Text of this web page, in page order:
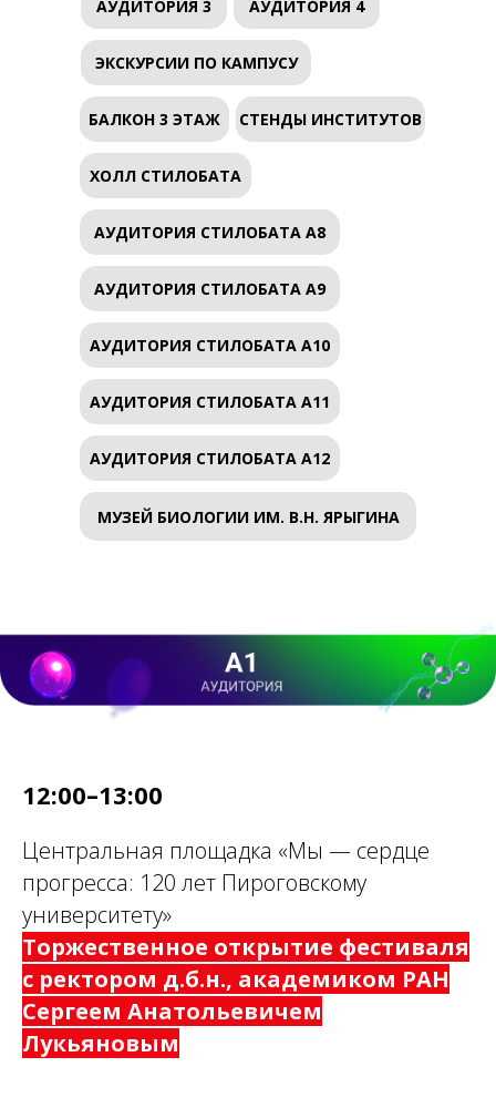
АУДИТОРИЯ 3 АУДИТОРИЯ 4
ХОЛЛ СТИЛОБАТА
БАЛКОН 3 ЭТАЖ
ЭКСКУРСИИ ПО КАМПУСУ
АУДИТОРИЯ СТИЛОБАТА А8
АУДИТОРИЯ СТИЛОБАТА А9
АУДИТОРИЯ СТИЛОБАТА А10
АУДИТОРИЯ СТИЛОБАТА А11
АУДИТОРИЯ СТИЛОБАТА А12
МУЗЕЙ БИОЛОГИИ ИМ. В.Н. ЯРЫГИНА
СТЕНДЫ ИНСТИТУТОВ
12:00–13:00
Центральная площадка «Мы — сердце
прогресса: 120 лет Пироговскому
университету»
Торжественное открытие фестиваля
с ректором д.б.н., академиком РАН
Сергеем Анатольевичем
Лукьяновым